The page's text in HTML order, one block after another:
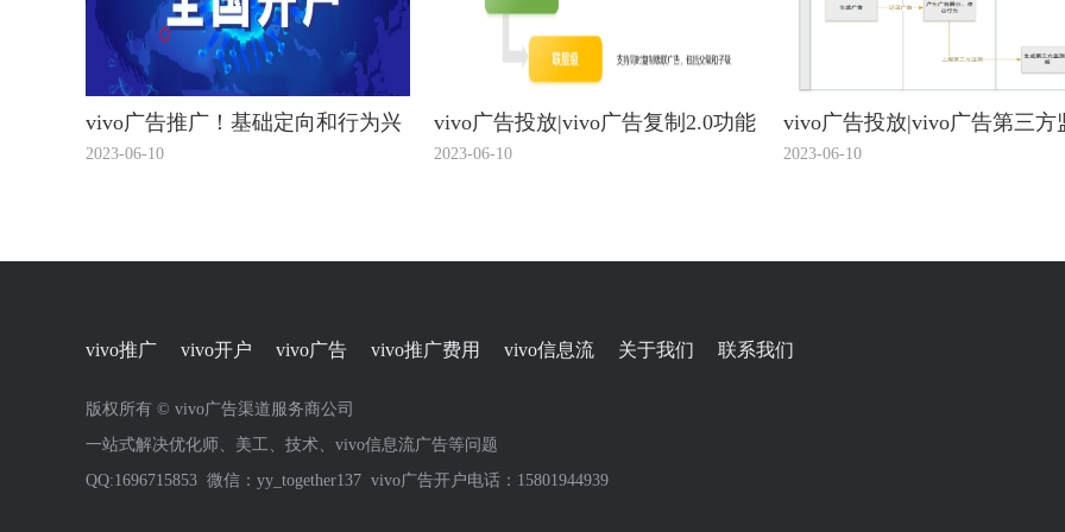
vivo广告推广！基础定向和行为兴
趣定向介绍！
2023-06-10
vivo广告投放|vivo广告复制2.0功能
介绍
2023-06-10
vivo广告投放|vivo广告第三方
链接说明
2023-06-10
vivo推广 vivo开户 vivo广告 vivo推广费用 vivo信息流 关于我们 联系我们
版权所有 © vivo广告渠道服务商公司
一站式解决优化师、美工、技术、vivo信息流广告等问题
QQ:1696715853 微信：yy_together137 vivo广告开户电话：15801944939